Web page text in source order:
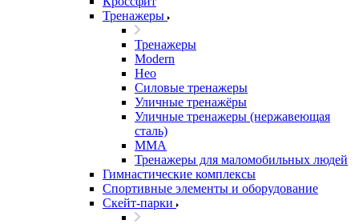
Тренажеры
Тренажеры
Modern
Нео
Силовые тренажеры
Уличные тренажёры
Уличные тренажеры (нержавеющая
сталь)
ММА
Тренажеры для маломобильных людей
Гимнастические комплексы
Спортивные элементы и оборудование
Скейт-парки